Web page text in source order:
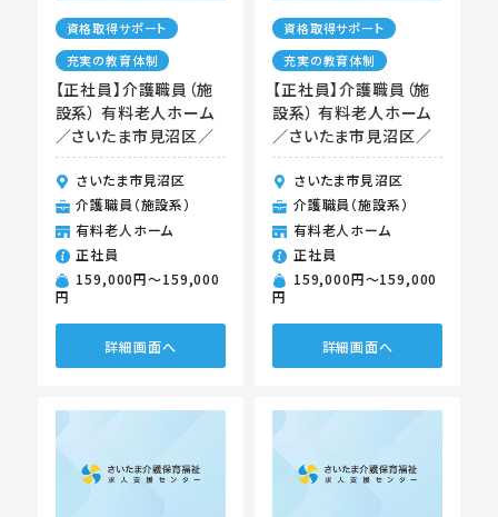
資格取得サポート
充実の教育体制
【正社員】介護職員（施
設系） 有料老人ホーム
／さいたま市見沼区／
さいたま市見沼区
介護職員（施設系）
有料老人ホーム
正社員
159,000円〜159,000
円
詳細画面へ
資格取得サポート
充実の教育体制
【正社員】介護職員（施
設系） 有料老人ホーム
／さいたま市見沼区／
さいたま市見沼区
介護職員（施設系）
有料老人ホーム
正社員
159,000円〜159,000
円
詳細画面へ